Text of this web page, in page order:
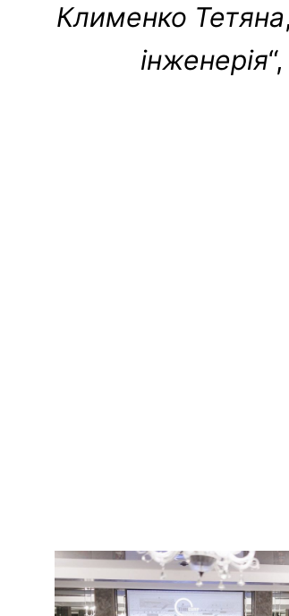
Клименко Тетяна
інженерія